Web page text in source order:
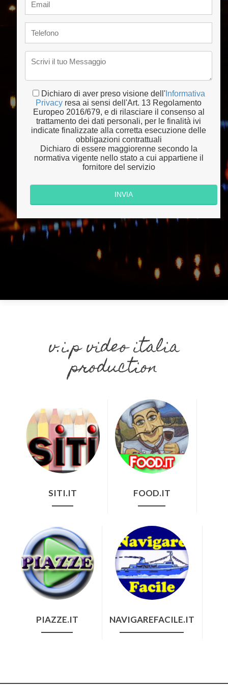
Dichiaro di aver preso visione dell'Informativa
Privacy resa ai sensi dell'Art. 13 Regolamento
Europeo 2016/679, e di rilasciare il consenso al
trattamento dei dati personali, per le finalità ivi
indicate finalizzate alla corretta esecuzione delle
obbligazioni contrattuali
Dichiaro di essere maggiorenne secondo la
normativa vigente nello stato a cui appartiene il
fornitore del servizio
v.i.p video italia
production
SITI.IT FOOD.IT
PIAZZE.IT NAVIGAREFACILE.IT